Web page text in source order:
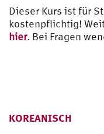
Dieser Kurs ist für
kostenpflichtig!
hier. Bei Fragen
KOREANISCH